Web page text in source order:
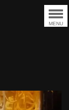
MENU